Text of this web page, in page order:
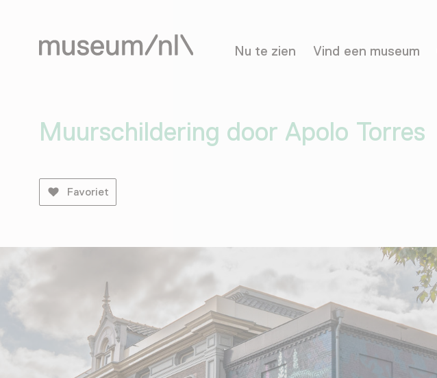
Nu te zien Vind een museum
Muurschildering door Apolo Torres
Favoriet